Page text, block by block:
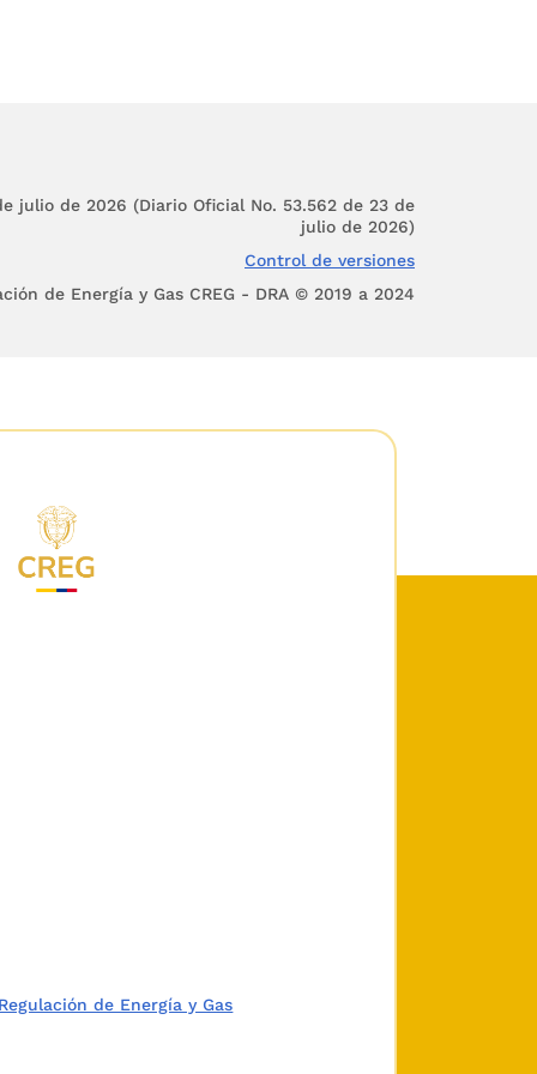
julio de 2026 (Diario Oficial No. 53.562 de 23 de
julio de 2026)
Control de versiones
de Energía y Gas CREG - DRA © 2019 a 2024
de Energía y Gas